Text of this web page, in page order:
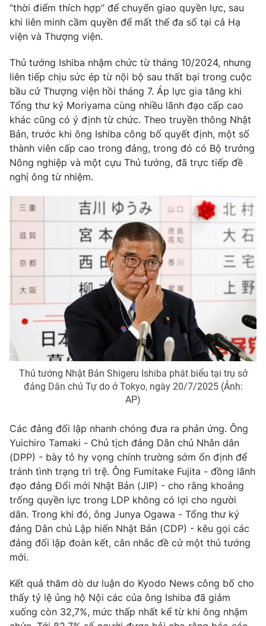
Thị trường
Tư vấn
Lịch phát sóng
Emagazine Podcast
Photo Infographic
Video Shorts video
VTV Money
Bất động sản
Thị trường 24h Tấm lòng Việt
VTV4 Vươn mình bằng AI
VTV9 VTV8
Liên hệ tòa soạn English
Theo dõi báo trên
Cơ quan chủ quản: Đài Truyền hình Việt Nam
Cơ quan báo chí: Thời báo VTV
Giấy phép hoạt động báo in và báo điện tử số 483/GP-BTTTT
cấp ngày 29/12/2023
Phó Tổng Biên tập: Nguyễn Thị Mỹ Hạnh, Phạm Quốc Thắng,
Nguyễn Trọng Ninh
Tổng đài VTV:024.38 355 931 - 024.38 355 932
“thời điểm thích hợp” để chuyển giao quyền lực, sau
khi liên minh cầm quyền để mất thế đa số tại cả Hạ
viện và Thượng viện.
Thủ tướng Ishiba nhậm chức từ tháng 10/2024, nhưng
liên tiếp chịu sức ép từ nội bộ sau thất bại trong cuộc
bầu cử Thượng viện hồi tháng 7. Áp lực gia tăng khi
Tổng thư ký Moriyama cùng nhiều lãnh đạo cấp cao
khác cũng có ý định từ chức. Theo truyền thông Nhật
Bản, trước khi ông Ishiba công bố quyết định, một số
thành viên cấp cao trong đảng, trong đó có Bộ trưởng
Nông nghiệp và một cựu Thủ tướng, đã trực tiếp đề
nghị ông từ nhiệm.
Thủ tướng Nhật Bản Shigeru Ishiba phát biểu tại trụ sở
đảng Dân chủ Tự do ở Tokyo, ngày 20/7/2025 (Ảnh:
AP)
Các đảng đối lập nhanh chóng đưa ra phản ứng. Ông
Yuichiro Tamaki - Chủ tịch đảng Dân chủ Nhân dân
(DPP) - bày tỏ hy vọng chính trường sớm ổn định để
tránh tình trạng trì trệ. Ông Fumitake Fujita - đồng lãnh
đạo đảng Đổi mới Nhật Bản (JIP) - cho rằng khoảng
trống quyền lực trong LDP không có lợi cho người
dân. Trong khi đó, ông Junya Ogawa - Tổng thư ký
đảng Dân chủ Lập hiến Nhật Bản (CDP) - kêu gọi các
đảng đối lập đoàn kết, cân nhắc đề cử một thủ tướng
mới.
Kết quả thăm dò dư luận do Kyodo News công bố cho
thấy tỷ lệ ủng hộ Nội các của ông Ishiba đã giảm
xuống còn 32,7%, mức thấp nhất kể từ khi ông nhậm